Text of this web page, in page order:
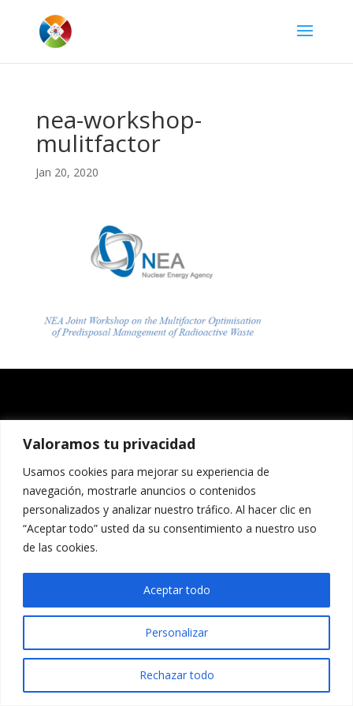
Valoramos tu privacidad
Usamos cookies para mejorar su experiencia de
navegación, mostrarle anuncios o contenidos
personalizados y analizar nuestro tráfico. Al hacer clic en
“Aceptar todo” usted da su consentimiento a nuestro uso
de las cookies.
Personalizar
Rechazar todo
Aceptar todo
nea-workshop-
mulitfactor
Jan 20, 2020